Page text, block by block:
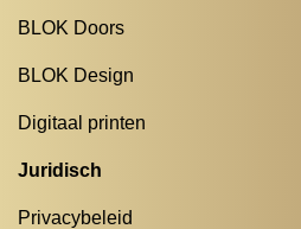
BLOK Doors
BLOK Design
Digitaal printen
Juridisch
Privacybeleid